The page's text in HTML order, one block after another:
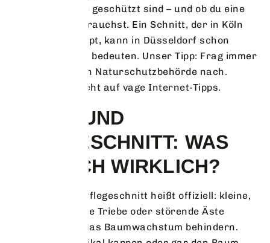
Stammumfänge geschützt sind – und ob du eine
Genehmigung brauchst. Ein Schnitt, der in Köln
problemlos klappt, kann in Düsseldorf schon
kräftigen Ärger bedeuten. Unser Tipp: Frag immer
bei der örtlichen Naturschutzbehörde nach.
Verlass dich nicht auf vage Internet-Tipps.
FORM- UND
PFLEGESCHNITT: WAS
DARF ICH WIRKLICH?
Ein Form- und Pflegeschnitt heißt offiziell: kleine,
neu gewachsene Triebe oder störende Äste
entfernen, die das Baumwachstum behindern.